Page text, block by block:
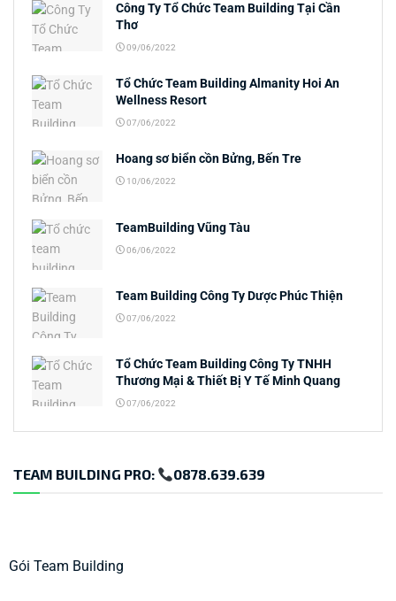
Công Ty Tổ Chức Team Building Tại Cần
Thơ
09/06/2022
Tổ Chức Team Building Almanity Hoi An
Wellness Resort
07/06/2022
Hoang sơ biển cồn Bửng, Bến Tre
10/06/2022
TeamBuilding Vũng Tàu
06/06/2022
Team Building Công Ty Dược Phúc Thiện
07/06/2022
Tổ Chức Team Building Công Ty TNHH
Thương Mại & Thiết Bị Y Tế Minh Quang
07/06/2022
TEAM BUILDING PRO: 0878.639.639
Gói Team Building